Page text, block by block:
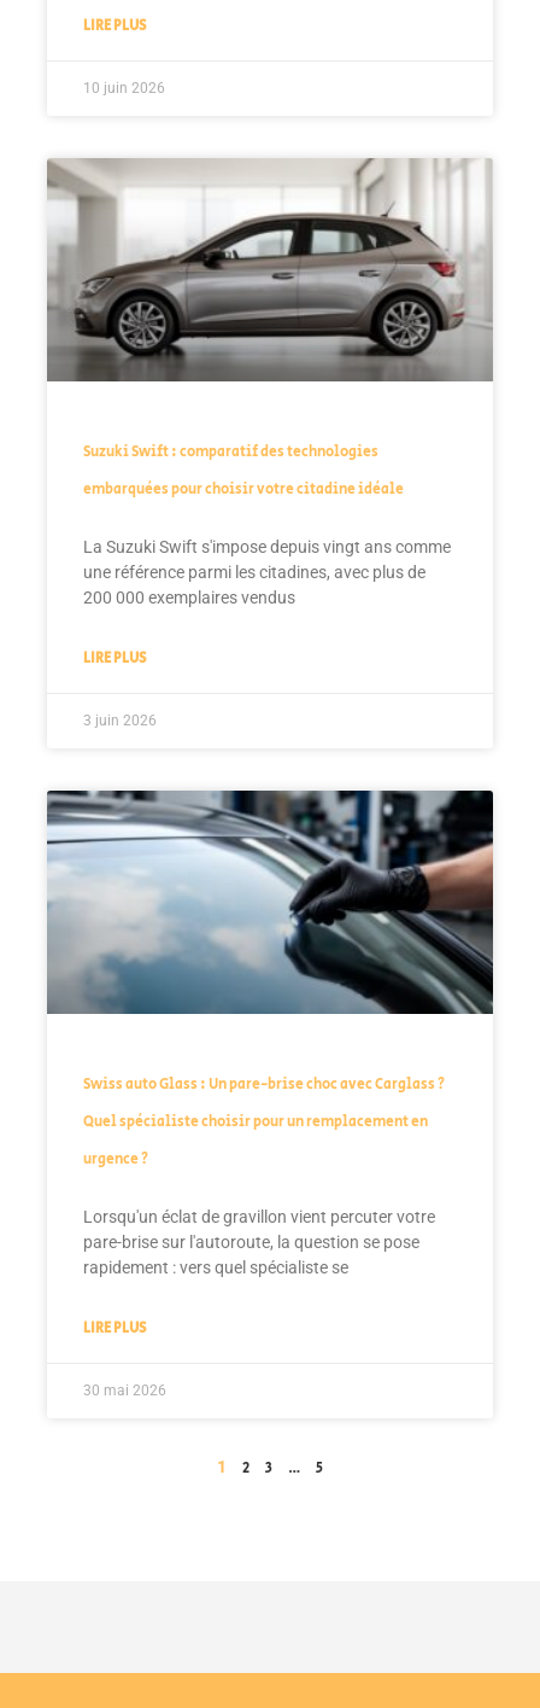
LIRE PLUS
10 juin 2026
Suzuki Swift : comparatif des technologies
embarquées pour choisir votre citadine idéale
La Suzuki Swift s'impose depuis vingt ans comme
une référence parmi les citadines, avec plus de
200 000 exemplaires vendus
LIRE PLUS
3 juin 2026
Swiss auto Glass : Un pare-brise choc avec Carglass ?
Quel spécialiste choisir pour un remplacement en
urgence ?
Lorsqu'un éclat de gravillon vient percuter votre
pare-brise sur l'autoroute, la question se pose
rapidement : vers quel spécialiste se
LIRE PLUS
30 mai 2026
1 2 3 … 5